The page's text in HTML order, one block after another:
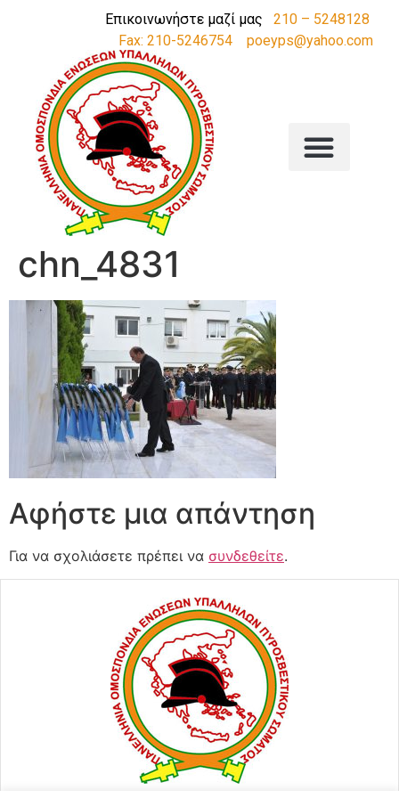
Επικοινωνήστε μαζί μας 210 – 5248128
Fax: 210-5246754
poeyps@yahoo.com
chn_4831
Αφήστε μια απάντηση
Για να σχολιάσετε πρέπει να συνδεθείτε.